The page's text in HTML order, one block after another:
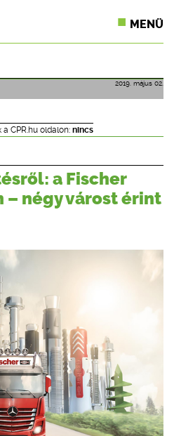
MENÜ
SEGÉDLETEK
2019. május 02.
CPR.hu oldalon: nincs
a Fischer
– négy várost érint